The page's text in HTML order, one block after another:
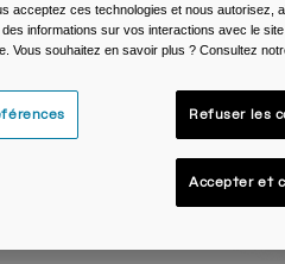
acceptez ces technologies et nous autorisez,
informations sur vos interactions avec le
Vous souhaitez en savoir plus ? Consultez
Refuser les
Accepter et